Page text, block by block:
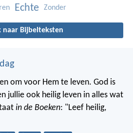
Echte Zonder
naar Bijbelteksten
om voor Hem te leven. God is
jullie ook heilig leven in alles wat
in de Boeken: "Leef heilig,